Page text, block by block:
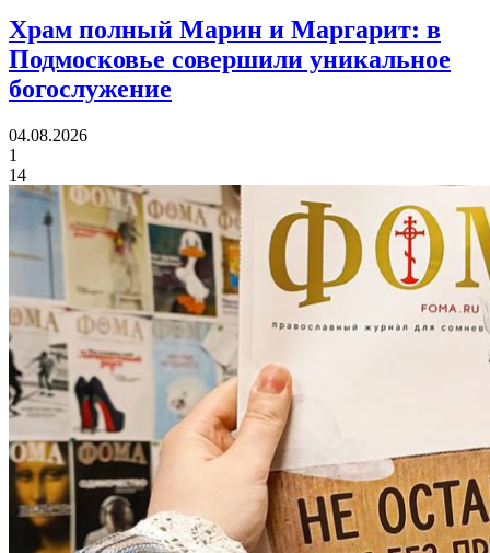
Храм полный Марин и Маргарит: в
Подмосковье совершили уникальное
богослужение
04.08.2026
1
14